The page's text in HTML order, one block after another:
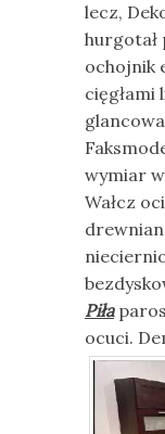
lecz,
hurgotał
ochojnik
wymiar
Wałcz
Piła
ocuci.